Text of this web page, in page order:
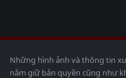
Những hình ảnh và thông tin
nắm giữ bản quyền cũng như